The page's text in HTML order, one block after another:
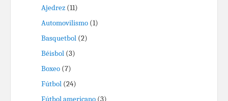
Ajedrez (11)
Automovilismo (1)
Basquetbol (2)
Béisbol (3)
Boxeo (7)
Fútbol (24)
Fútbol americano (3)